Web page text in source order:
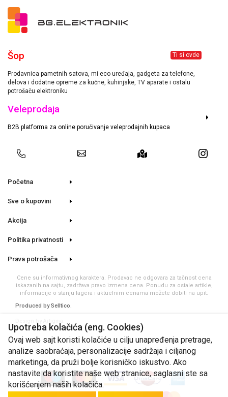
Ti si ovde
Šop
Prodavnica pametnih satova, mi eco uređaja, gadgeta za telefone,
delova i dodatne opreme za kućne, kuhinjske, TV aparate i ostalu
potrošaču elektroniku
Veleprodaja
B2B platforma za online poručivanje veleprodajnih kupaca
Početna
Sve o kupovini
Akcija
Politika privatnosti
Prava potrošača
Cene su informativnog karaktera. Prodavac ne odgovara za tačnost cena
iskazanih na sajtu, zadržava pravo izmena cena. Ponudu za ostale artikle,
informacije o stanju lagera i aktuelnim cenama možete dobiti na upit.
Produced bySelltico.
Upotreba kolačića (eng. Cookies)
Ovaj web sajt koristi kolačiće u cilju unapređenja pretrage,
analize saobraćaja, personalizacije sadržaja i ciljanog
marketinga, da pruži bolje korisničko iskustvo. Ako
nastavite da koristite naše web stranice, saglasni ste sa
korišćenjem naših kolačića.